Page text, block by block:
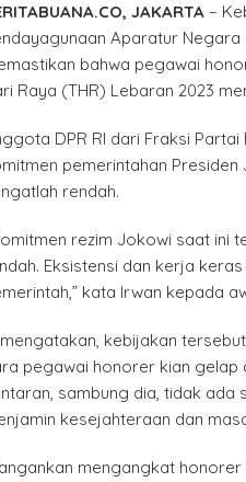
JAKARTA–
Aparatur
bahwa pegawai
Raya (THR) Lebaran 2023
DPR RI dari Fraksi
pemerintahan
rendah.
rezim Jokowi saat ini
Eksistensi dan kerja
kata Irwan kepada
kebijakan
pegawai honorer kian gelap
sambung dia, tidak ada
kesejahteraan dan
mengangkat honorer